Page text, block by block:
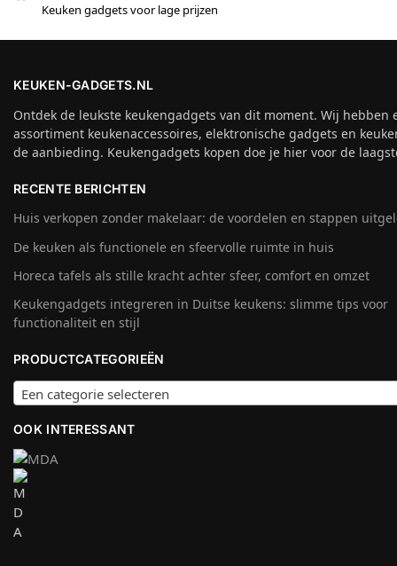
Keuken gadgets voor lage prijzen
KEUKEN-GADGETS.NL
Ontdek de leukste keukengadgets van dit moment. Wij hebben
assortiment keukenaccessoires, elektronische gadgets en
de aanbieding. Keukengadgets kopen doe je hier voor de
RECENTE BERICHTEN
Huis verkopen zonder makelaar: de voordelen en stappen
De keuken als functionele en sfeervolle ruimte in huis
Horeca tafels als stille kracht achter sfeer, comfort en omzet
Keukengadgets integreren in Duitse keukens: slimme tips voor
functionaliteit en stijl
PRODUCTCATEGORIEËN
Een categorie selecteren
OOK INTERESSANT